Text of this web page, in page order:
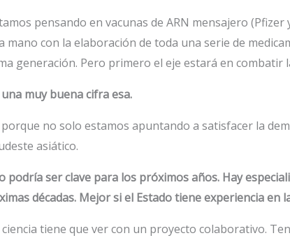
pensando en vacunas de ARN mensajero
mano con la elaboración de toda una serie de
generación. Pero primero el eje estará en combatir
una muy buena cifra esa.
porque no solo estamos apuntando a satisfacer la
asiático.
podría ser clave para los próximos años. Hay
décadas. Mejor si el Estado tiene experiencia
ciencia tiene que ver con un proyecto colaborativo.